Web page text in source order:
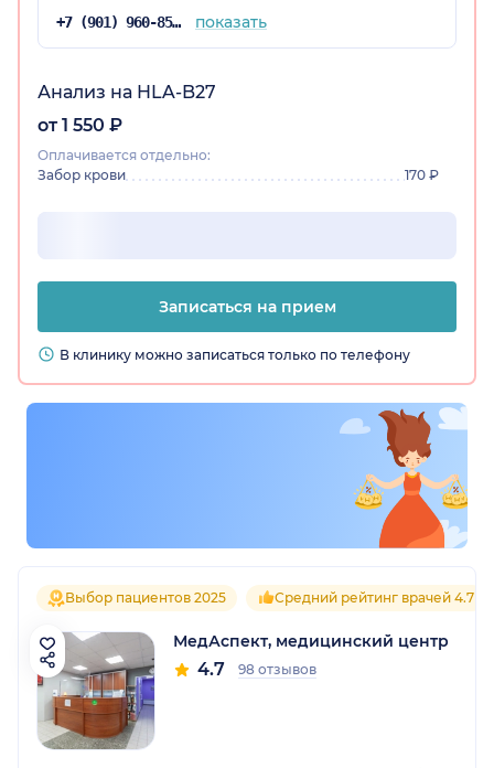
+7 (901) 960-85-07 показать
Анализ на HLA-B27
от 1 550 ₽
Оплачивается отдельно:
Забор крови
170 ₽
Записаться на прием
В клинику можно записаться только по телефону
Выбор пациентов 2025 Средний рейтинг врачей 4.7
МедАспект, медицинский центр
4.7 98 отзывов